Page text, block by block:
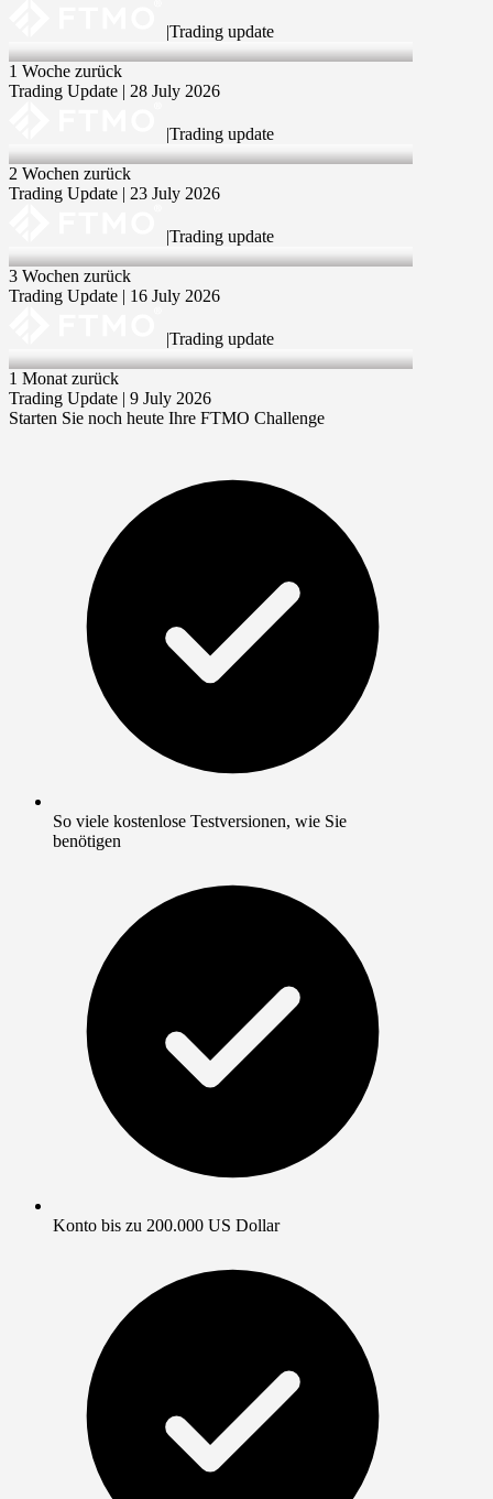
Trading update
28 Jul 2026
1 Woche zurück
Trading Update | 28 July 2026
Trading update
23 Jul 2026
2 Wochen zurück
Trading Update | 23 July 2026
Trading update
16 Jul 2026
3 Wochen zurück
Trading Update | 16 July 2026
Trading update
9 Jul 2026
1 Monat zurück
Trading Update | 9 July 2026
Starten Sie noch heute Ihre FTMO Challenge
So viele kostenlose Testversionen, wie Sie
benötigen
Konto bis zu 200.000 US Dollar